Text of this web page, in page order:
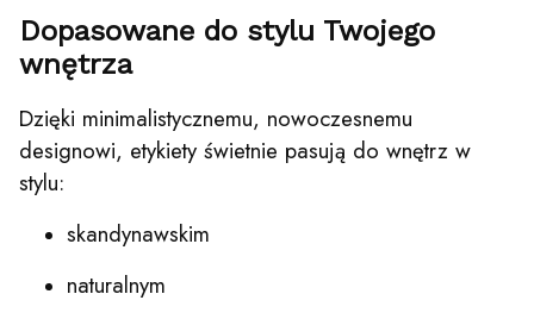
Dopasowane do stylu Twojego
wnętrza
Dzięki minimalistycznemu, nowoczesnemu
designowi, etykiety świetnie pasują do wnętrz w
stylu:
skandynawskim
naturalnym